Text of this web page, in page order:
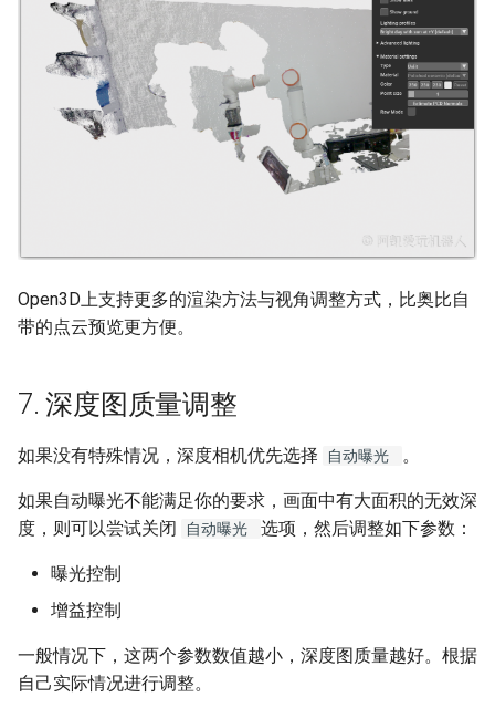
Open3D上支持更多的渲染方法与视角调整方式，比奥比自
带的点云预览更方便。
7. 深度图质量调整
如果没有特殊情况，深度相机优先选择 自动曝光 。
如果自动曝光不能满足你的要求，画面中有大面积的无效深
度，则可以尝试关闭
自动曝光 选项，然后调整如下参数：
曝光控制
增益控制
一般情况下，这两个参数数值越小，深度图质量越好。根据
自己实际情况进行调整。